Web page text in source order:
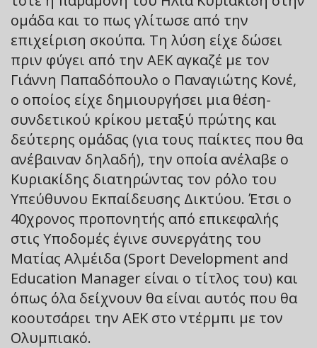
ομάδα και το πως γλίτωσε από την
επιχείριση σκούπα. Τη λύση είχε δώσει
πριν φύγει από την ΑΕΚ αγκαζέ με τον
Γιάννη Παπαδόπουλο ο Παναγιώτης Κονέ,
ο οποίος είχε δημιουργήσει μια θέση-
συνδετικού κρίκου μεταξύ πρώτης και
δεύτερης ομάδας (για τους παίκτες που θα
ανέβαιναν δηλαδή), την οποία ανέλαβε ο
Κυριακίδης διατηρώντας τον ρόλο του
Υπεύθυνου Εκπαίδευσης Δικτύου. Έτσι ο
40χρονος προπονητής από επικεφαλής
στις Υποδομές έγινε συνεργάτης του
Ματίας Αλμέιδα (Sport Development and
Education Manager είναι ο τίτλος του) και
όπως όλα δείχνουν θα είναι αυτός που θα
κοουτσάρει την ΑΕΚ στο ντέρμπι με τον
Ολυμπιακό.